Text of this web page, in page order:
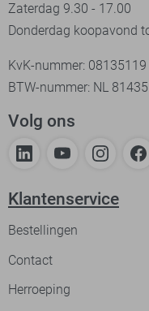
Zaterdag 9.30 - 17.00
Donderdag koopavond
KvK-nummer: 08135119
BTW-nummer: NL
Volg ons
Klantenservice
Bestellingen
Contact
Herroeping